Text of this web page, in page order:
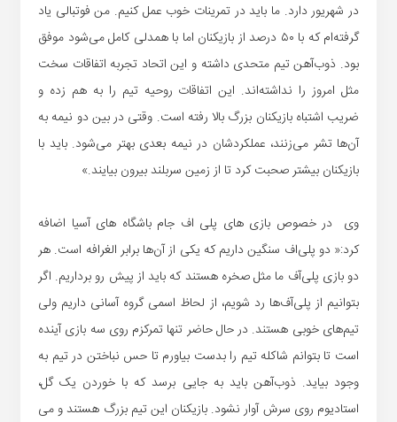
در شهریور دارد. ما باید در تمرینات خوب عمل کنیم. من فوتبالی یاد
گرفته‌ام که با ۵۰ درصد از بازیکنان اما با همدلی کامل می‌شود موفق
بود. ذوب‌آهن تیم متحدی داشته و این اتحاد تجربه اتفاقات سخت
مثل امروز را نداشته‌اند. این اتفاقات روحیه تیم را به هم زده و
ضریب اشتباه بازیکنان بزرگ بالا رفته است. وقتی در بین دو نیمه به
آن‌ها تشر می‌زنند، عملکردشان در نیمه بعدی بهتر می‌شود. باید با
بازیکنان بیشتر صحبت کرد تا از زمین سربلند بیرون بیایند.»
وی در خصوص بازی های پلی اف جام باشگاه های آسیا اضافه
کرد:« دو پلی‌اف سنگین داریم که یکی از آن‌ها برابر الغرافه است. هر
دو بازی پلی‌آف ما مثل صخره هستند که باید از پیش رو برداریم. اگر
بتوانیم از پلی‌آف‌ها رد شویم، از لحاظ اسمی گروه آسانی داریم ولی
تیم‌های خوبی هستند. در حال حاضر تنها تمرکزم روی سه بازی آینده
است تا بتوانم شاکله تیم را بدست بیاورم تا حس نباختن در تیم به
وجود بیاید. ذوب‌آهن باید به جایی برسد که با خوردن یک گل،
استادیوم روی سرش آوار نشود. بازیکنان این تیم بزرگ هستند و می